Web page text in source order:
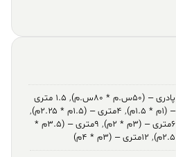
پادری – (۵۰س.م * ۸۰س.م) ,
۱.۵ متری
– (۱م * ۱.۵م)
, ۴متری – (۱.۵م * ۲.۲۵م)
,
۶متری – (۳م * ۲م)
,
۹متری – (۳.۵م *
۲.۵م)
, ۱۲متری – (۳م * ۴م)